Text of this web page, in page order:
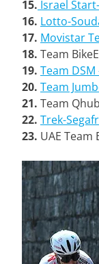
15. Israel
16. Lotto-
17. Movistar
18. Team
19. Team
20. Team
21. Team
22. Trek-
23. UAE